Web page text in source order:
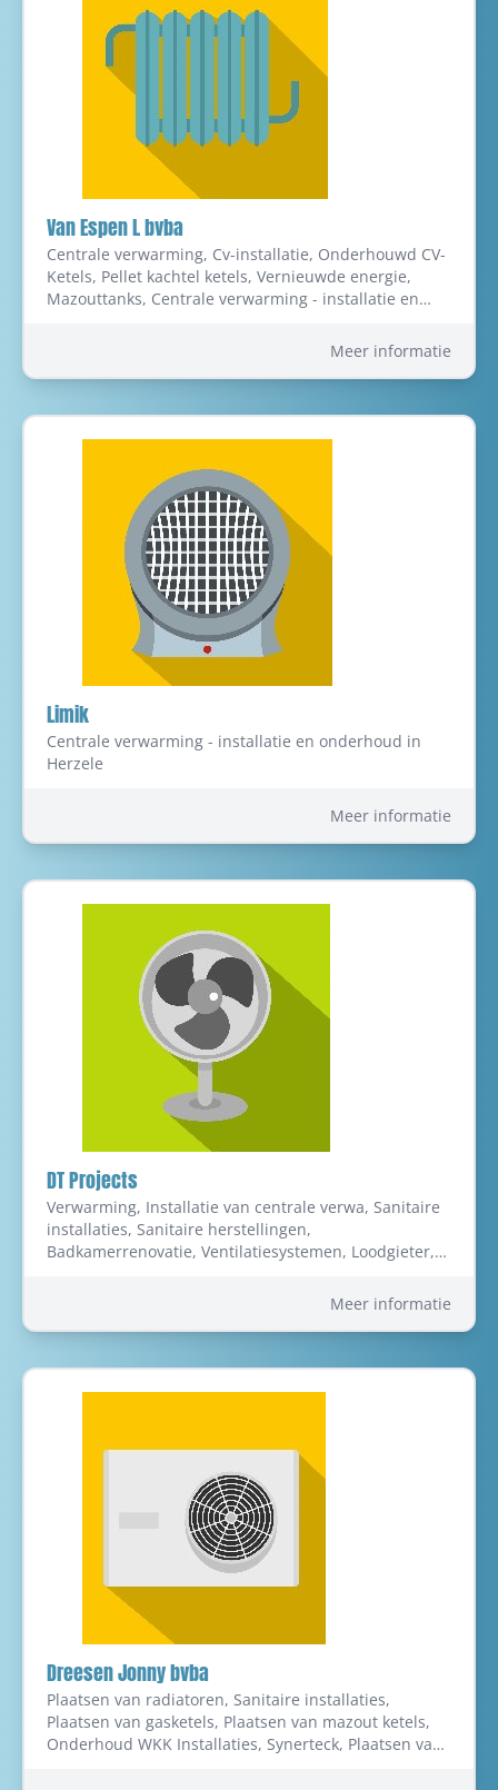
Van Espen L bvba
Centrale verwarming, Cv-installatie, Onderhouwd CV-
Ketels, Pellet kachtel ketels, Vernieuwde energie,
Mazouttanks, Centrale verwarming - installatie en
herstellingen, Renovatie, Kachels, Haarden enMeer informatie
Limik
Centrale verwarming - installatie en onderhoud in
Herzele
Meer informatie
DT Projects
Verwarming, Installatie van centrale verwa, Sanitaire
installaties, Sanitaire herstellingen,
Badkamerrenovatie, Ventilatiesystemen, Loodgieter,
Meer informatie
Dreesen Jonny bvba
Plaatsen van radiatoren, Sanitaire installaties,
Plaatsen van gasketels, Plaatsen van mazout ketels,
Onderhoud WKK Installaties, Synerteck, Plaatsen van